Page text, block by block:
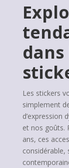
dans
Les stickers
simplement
d’expression
et nos goûts.
ans, ces
considérable,